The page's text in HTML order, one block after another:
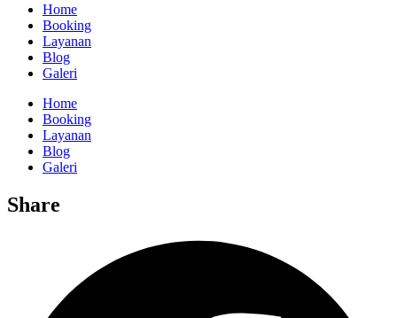
Home
Booking
Layanan
Blog
Galeri
Home
Booking
Layanan
Blog
Galeri
Share